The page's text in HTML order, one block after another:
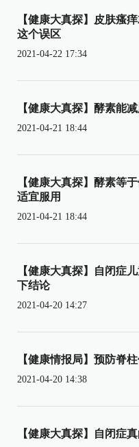
【健康大真探】皮肤瘙
这个误区
2021-04-22 17:34
【健康大真探】酵素能
2021-04-21 18:44
【健康大真探】酵素等
适宜服用
2021-04-21 18:44
【健康大真探】自闭症
下结论
2021-04-20 14:27
【健康情报局】预防脊
2021-04-20 14:38
【健康大真探】自闭症